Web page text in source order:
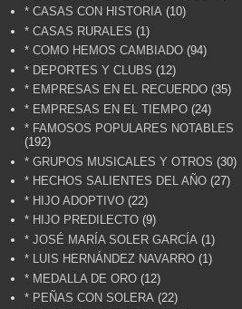
* CASAS CON HISTORIA (10)
* CASAS RURALES (1)
* COMO HEMOS CAMBIADO (94)
* DEPORTES Y CLUBS (12)
* EMPRESAS EN EL RECUERDO (35)
* EMPRESAS EN EL TIEMPO (24)
* FAMOSOS POPULARES NOTABLES
(192)
* GRUPOS MUSICALES Y OTROS (30)
* HECHOS SALIENTES DEL AÑO (27)
* HIJO ADOPTIVO (22)
* HIJO PREDILECTO (9)
* JOSÉ MARÍA SOLER GARCÍA (1)
* LUIS HERNÁNDEZ NAVARRO (1)
* MEDALLA DE ORO (12)
* PEÑAS CON SOLERA (22)